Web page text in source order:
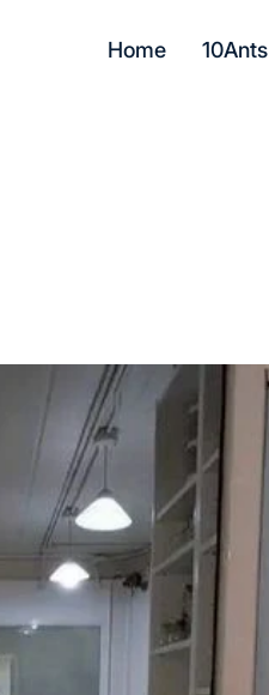
Home 10Ants